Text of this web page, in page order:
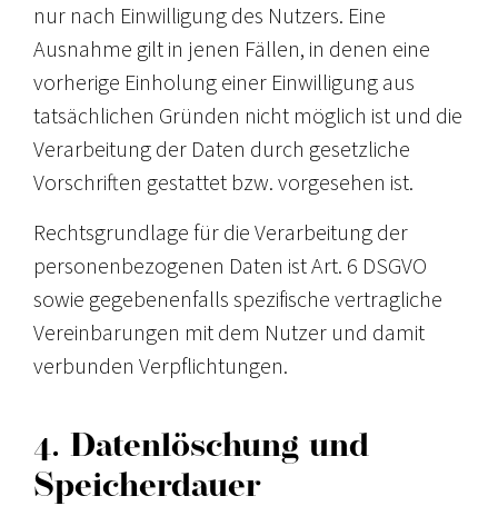
nur nach Einwilligung des Nutzers. Eine
Ausnahme gilt in jenen Fällen, in denen eine
vorherige Einholung einer Einwilligung aus
tatsächlichen Gründen nicht möglich ist und die
Verarbeitung der Daten durch gesetzliche
Vorschriften gestattet bzw. vorgesehen ist.
Rechtsgrundlage für die Verarbeitung der
personenbezogenen Daten ist Art. 6 DSGVO
sowie gegebenenfalls spezifische vertragliche
Vereinbarungen mit dem Nutzer und damit
verbunden Verpflichtungen.
4. Datenlöschung und
Speicherdauer